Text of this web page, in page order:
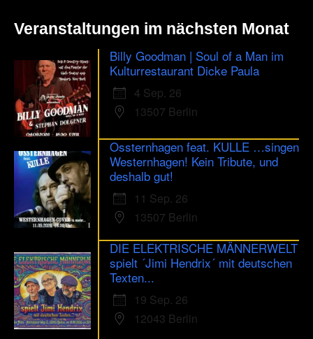
Veranstaltungen im nächsten Monat
Billy Goodman | Soul of a Man im
Kulturrestaurant Dicke Paula
4 Sep. 26
13507 Berlin
Ossternhagen feat. KULLE …singen
Westernhagen! Kein Tribute, und
deshalb gut!
11 Sep. 26
13507 Berlin
DIE ELEKTRISCHE MÄNNERWELT
spielt ´Jimi Hendrix´ mit deutschen
Texten...
19 Sep. 26
12043 Berlin